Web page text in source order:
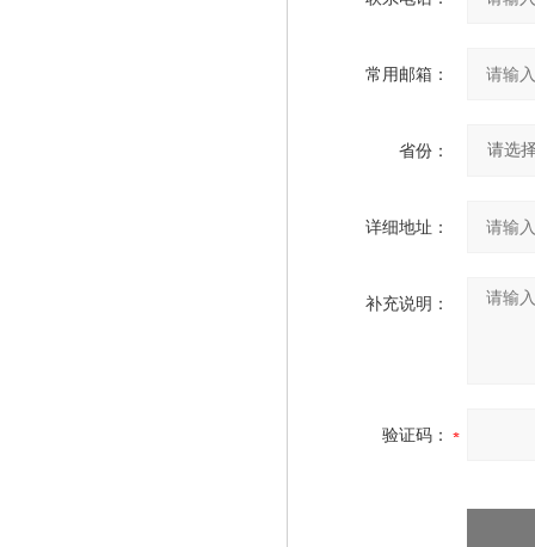
常用邮箱：
省份：
详细地址：
补充说明：
验证码：